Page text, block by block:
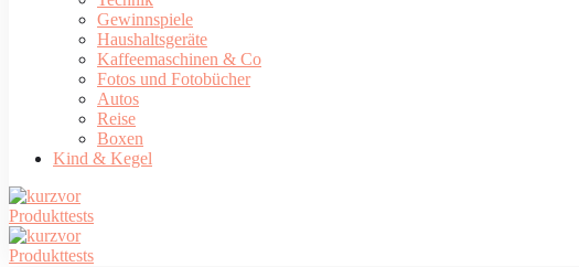
Gewinnspiele
Haushaltsgeräte
Kaffeemaschinen & Co
Fotos und Fotobücher
Autos
Reise
Boxen
Kind & Kegel